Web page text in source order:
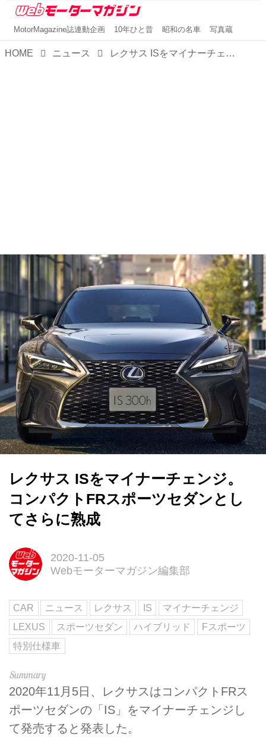
MotorMagazine誌連動企画 10年ひと昔 昭和の名車 写真蔵
HOME ニュース レクサス ISをマイナーチェンジ。コンパクトFRスポーツセダンとしてさらに熟成
レクサス ISをマイナーチェンジ。
コンパクトFRスポーツセダンとし
てさらに熟成
2020-11-05
Webモーターマガジン編集部
CAR ニュース レクサス IS
マイナーチェンジ
LEXUS
スポーツセダン ハイブリッド
Fスポーツ
特別仕様車
2020年11月5日、レクサスはコンパクトFRス
ポーツセダンの「IS」をマイナーチェンジし
て発売すると発表した。